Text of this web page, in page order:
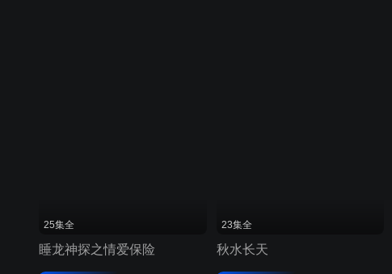
25集全
睡龙神探之情爱保险
23集全
秋水长天